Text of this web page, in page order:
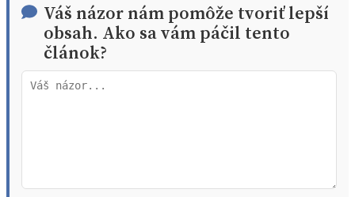
Váš názor nám pomôže tvoriť lepší
obsah. Ako sa vám páčil tento
článok?